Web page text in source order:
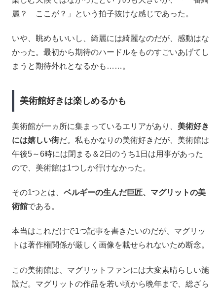
麗？ ここが？」という拍子抜けな感じであった。
いや、眺めもいいし、綺麗には綺麗なのだが、感動はな
かった。最初から期待のハードルをものすごいあげてし
まうと期待外れとなるかも……。
美術館好きは楽しめるかも
美術館が一ヵ所に集まっているエリアがあり、 美術好き
には嬉しい街だ。私もかなりの美術好きだが、美術館は
午後5～6時には閉まる＆2日のうち1日は用事があった
ので、美術館は1つしか行けなかった。
その1つとは、 ベルギーの生んだ巨匠、マグリットの美
術館である。
本当はこれだけで1つ記事を書きたいのだが、マグリッ
トは著作権関係が厳しく画像を載せられないため断念。
この美術館は、マグリットファンには大変素晴らしい施
設だ。マグリットの作品を若い頃から晩年まで、総ざら